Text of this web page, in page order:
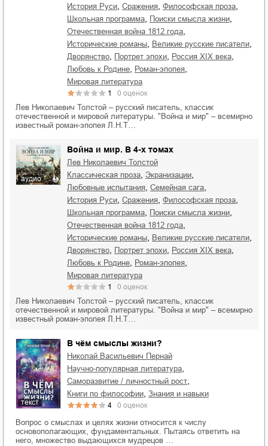
история Руси сражения философская проза
школьная программа поиски смысла жизни
Отечественная война 1812 года
исторические романы великие русские писатели
дворянство портрет эпохи Россия XIX века
любовь к Родине роман-эпопея
мировая литература
1 0 оценок
Лев Николаевич Толстой – русский писатель, классик
отечественной и мировой литературы. "Война и мир" – всемирно
известный роман-эпопея Л.Н.Т…
аудио
Война и мир. В 4-х томах
Лев Николаевич Толстой
классическая проза
экранизации
любовные испытания семейная сага
история Руси сражения философская проза
школьная программа поиски смысла жизни
Отечественная война 1812 года
исторические романы великие русские писатели
дворянство портрет эпохи Россия XIX века
любовь к Родине роман-эпопея
мировая литература
1 0 оценок
Лев Николаевич Толстой – русский писатель, классик
отечественной и мировой литературы. "Война и мир" – всемирно
известный роман-эпопея Л.Н.Т…
текст
В чём смыслы жизни?
Николай Васильевич Пернай
научно-популярная литература
саморазвитие / личностный рост
книги по философии знания и навыки
4 0 оценок
Вопрос о смыслах и целях жизни относится к числу
основополагающих, фундаментальных. Пытаясь ответить на
него, множество выдающихся мудрецов …